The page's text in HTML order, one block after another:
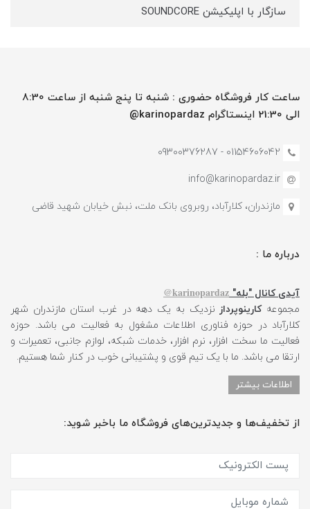
سازگار با اپلیکیشن SOUNDCORE
ساعت کار فروشگاه حضوری : شنبه تا پنج شنبه از ساعت 8:30
الی 21:30 اینستاگرام karinopardaz@
01154606042 - 09300376287
info@karinopardaz.ir
مازندران، کلارآباد، روبروی بانک ملت، نبش خیابان شهید قاضی
درباره ما :
آیدی کانال "بله" karinopardaz@
مجموعهکارینوپرداز نزدیک به یک دهه در غرب استان مازندران شهر
کلارآباد در حوزه فناوری اطلاعات مشغول به فعالیت می باشد. حوزه
فعالیت ما سخت افزار، نرم افزار، خدمات شبکه، لوازم جانبی، تعمیرات و
ارتقا می باشد. ما با یک تیم قوی و پشتیبانی خوب در کنار شما هستیم.
اطلاعات بیشتر
از تخفیف‌ها و جدیدترین‌های فروشگاه ما باخبر شوید: